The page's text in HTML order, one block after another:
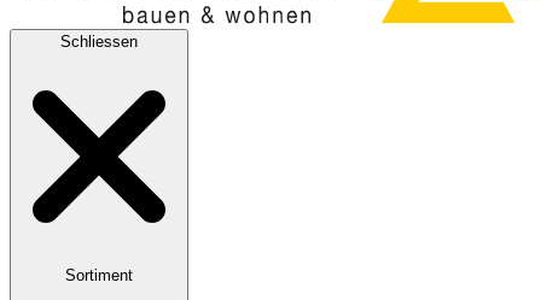
Schliessen
Sortiment